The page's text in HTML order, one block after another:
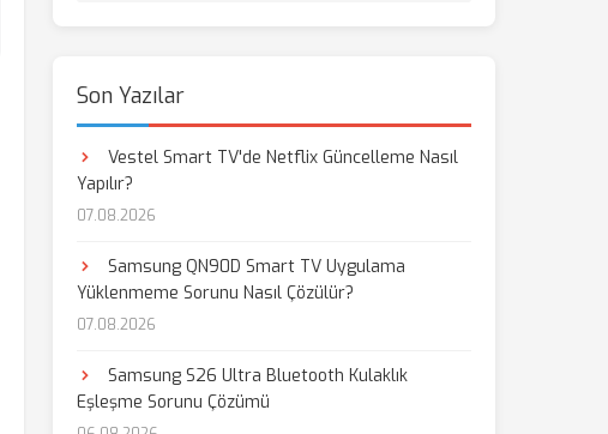
Son Yazılar
Vestel Smart TV'de Netflix Güncelleme Nasıl
Yapılır?
07.08.2026
Samsung QN90D Smart TV Uygulama
Yüklenmeme Sorunu Nasıl Çözülür?
07.08.2026
Samsung S26 Ultra Bluetooth Kulaklık
Eşleşme Sorunu Çözümü